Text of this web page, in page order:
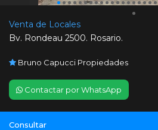
Venta de Locales
Bv. Rondeau 2500. Rosario.
Bruno Capucci Propiedades
Contactar por WhatsApp
Consultar